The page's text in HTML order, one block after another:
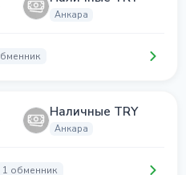
Анкара
Наличные TRY
Анкара
1 обменник